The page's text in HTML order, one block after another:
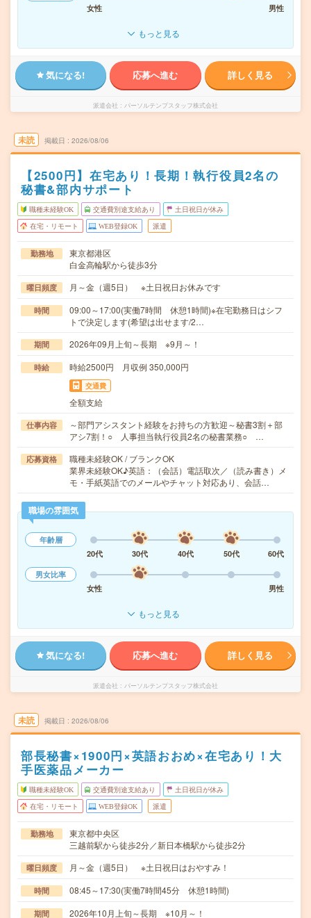
女性
男性
もっと見る
気になる! 応募へ進む 詳しく見る
派遣会社 パーソルテンプスタッフ株式会社
未読 掲載日 2026/08/06
【2500円】在宅あり！長期！執行役員2名の
秘書&部内サポート
職種未経験OK 交通費別途支給あり 土日祝日が休み
在宅・リモート WEB登録OK 派遣
勤務地
東京都港区
白金高輪駅から徒歩3分
曜日頻度 月～金（週5日） ※土日祝日お休みです
時間
09:00～17:00(実働7時間 休憩1時間)※在宅勤務日はシフ
トで決定します(希望は出せます/2…
期間 2026年09月上旬～長期 ※9月～！
時給 時給2500円 月収例 350,000円
交通費
全額支給
仕事内容
～部門アシスタント経験をお持ちの方歓迎～秘書3割＋部
アシ7割！○ 人事担当執行役員2名の秘書業務○ …
応募資格
職種未経験OK / ブランクOK
業界未経験OK♪英語：（会話）電話取次／（読み書き）メ
モ・手紙英語でのメールやチャット対応あり、会話…
職場の雰囲気
年齢層
20代
30代 40代 50代
60代
男女比率
女性
男性
もっと見る
気になる! 応募へ進む 詳しく見る
派遣会社 パーソルテンプスタッフ株式会社
未読 掲載日 2026/08/06
部長秘書×1900円×英語おおめ×在宅あり！大
手医薬品メーカー
職種未経験OK 交通費別途支給あり 土日祝日が休み
在宅・リモート WEB登録OK 派遣
勤務地
東京都中央区
三越前駅から徒歩2分／新日本橋駅から徒歩2分
曜日頻度 月～金（週5日） ※土日祝日はおやすみ！
時間 08:45～17:30(実働7時間45分 休憩1時間)
期間 2026年10月上旬～長期 ※10月～！